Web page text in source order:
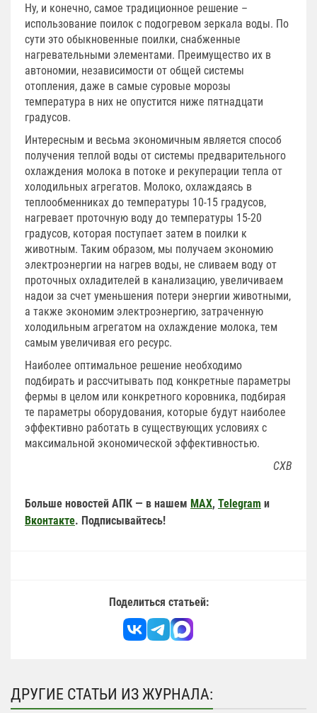
Ну, и конечно, самое традиционное решение –
использование поилок с подогревом зеркала воды. По
сути это обыкновенные поилки, снабженные
нагревательными элементами. Преимущество их в
автономии, независимости от общей системы
отопления, даже в самые суровые морозы
температура в них не опустится ниже пятнадцати
градусов.
Интересным и весьма экономичным является способ
получения теплой воды от системы предварительного
охлаждения молока в потоке и рекуперации тепла от
холодильных агрегатов. Молоко, охлаждаясь в
теплообменниках до температуры 10-15 градусов,
нагревает проточную воду до температуры 15-20
градусов, которая поступает затем в поилки к
животным. Таким образом, мы получаем экономию
электроэнергии на нагрев воды, не сливаем воду от
проточных охладителей в канализацию, увеличиваем
надои за счет уменьшения потери энергии животными,
а также экономим электроэнергию, затраченную
холодильным агрегатом на охлаждение молока, тем
самым увеличивая его ресурс.
Наиболее оптимальное решение необходимо
подбирать и рассчитывать под конкретные параметры
фермы в целом или конкретного коровника, подбирая
те параметры оборудования, которые будут наиболее
эффективно работать в существующих условиях с
максимальной экономической эффективностью.
СХВ
Больше новостей АПК — в нашем MAX, Telegram и
Вконтакте. Подписывайтесь!
Поделиться статьей:
ДРУГИЕ СТАТЬИ ИЗ ЖУРНАЛА: